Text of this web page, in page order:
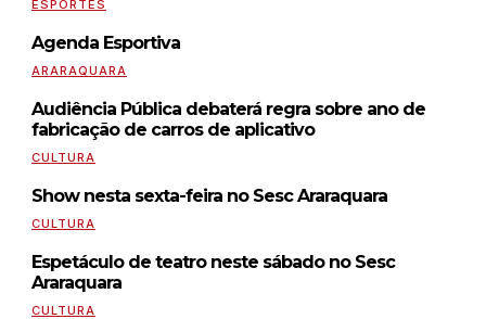
ESPORTES
Agenda Esportiva
ARARAQUARA
Audiência Pública debaterá regra sobre ano de
fabricação de carros de aplicativo
CULTURA
Show nesta sexta-feira no Sesc Araraquara
CULTURA
Espetáculo de teatro neste sábado no Sesc
Araraquara
CULTURA